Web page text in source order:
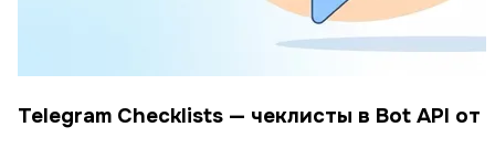
Telegram Checklists — чеклисты в Bot API